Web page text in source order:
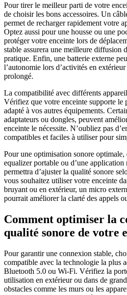
Pour tirer le meilleur parti de votre
de choisir les bons accessoires. Un
permet de recharger rapidement votre
Optez aussi pour une housse ou une
protéger votre enceinte lors de
stable assurera une meilleure diffusion
pratique. Enfin, une batterie externe
l’autonomie lors d’activités en
prolongé.
La compatibilité avec différents
Vérifiez que votre enceinte supporte
adapté à vos autres équipements.
adaptateurs ou dongles, peuvent
enceinte le nécessite. N’oubliez pas
compatibles et faciles à utiliser pour
Pour une optimisation sonore optimale,
equalizer portable ou d’une
permettra d’ajuster la qualité sonore
vous souhaitez utiliser votre enceinte
bruyant ou en extérieur, un micro
pourrait améliorer la clarté des appels
Comment optimiser la
qualité sonore de votre
Pour garantir une connexion stable,
compatible avec la technologie la plus
Bluetooth 5.0 ou Wi-Fi. Vérifiez la
utilisation en extérieur ou dans de
obstacles comme les murs ou les